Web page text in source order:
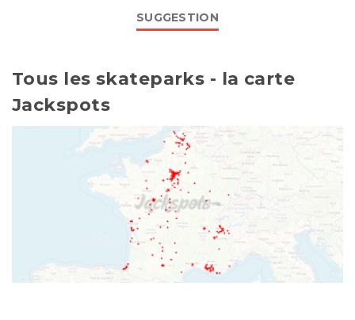
SUGGESTION
Tous les skateparks - la carte
Jackspots